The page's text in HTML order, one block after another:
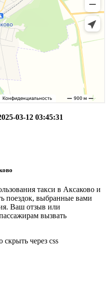
03-12 03:45:31
такси в Аксаково и
поездок, выбранные вами
Ваш отзыв или
вызвать
через css